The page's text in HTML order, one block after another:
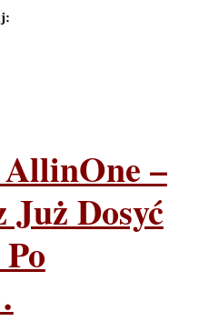
AllinOne –
Już Dosyć